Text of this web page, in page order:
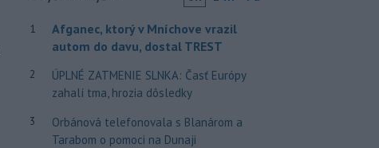
1
Afganec, ktorý v Mníchove vrazil
autom do davu, dostal TREST
2
ÚPLNÉ ZATMENIE SLNKA: Časť Európy
zahalí tma, hrozia dôsledky
3
Orbánová telefonovala s Blanárom a
Tarabom o pomoci na Dunaji